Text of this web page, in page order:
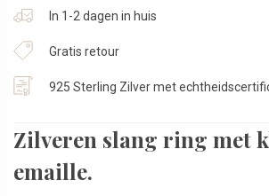
In 1-2 dagen in huis
Gratis retour
925 Sterling Zilver met
Zilveren slang ring met
emaille.